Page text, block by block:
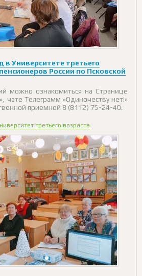
в Университете третьего
России по Псковской
можно ознакомиться на Странице
чате Телеграмм «Одиночеству нет!»
приемной 8 (8112) 75-24-40.
третьего возраста